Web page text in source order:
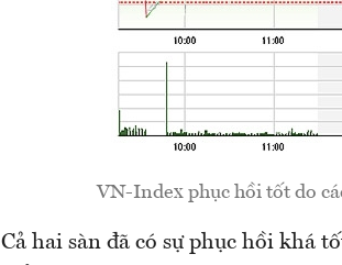
VN-Index phục hồi tốt do
Cả hai sàn đã có sự phục hồi khá